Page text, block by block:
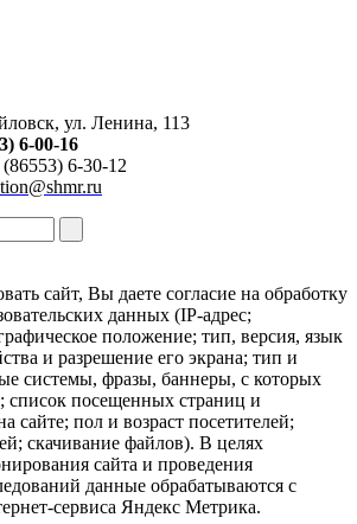
ул. Ленина, 113
6-00-16
6-30-12
сайт, Вы даете согласие на обработку
данных (IP-адрес;
положение; тип, версия, язык
и разрешение его экрана; тип и
системы, фразы, баннеры, с которых
список посещенных страниц и
сайте; пол и возраст посетителей;
скачивание файлов). В целях
сайта и проведения
данные обрабатываются с
сервиса Яндекс Метрика.